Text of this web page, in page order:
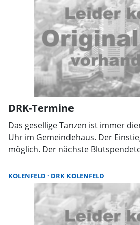
DRK-Termine
Das gesellige Tanzen ist immer
Uhr im Gemeindehaus. Der
möglich. Der nächste
19.30 Uhr. Personalausweis und
mitzubringen. Für alle Spender
Karneval wird am Mittwoch, den 7.
bis 17.30 Uhr im Gemeindehaus
zum Faschingsnachmittag ist
KOLENFELD DRK KOLENFELD